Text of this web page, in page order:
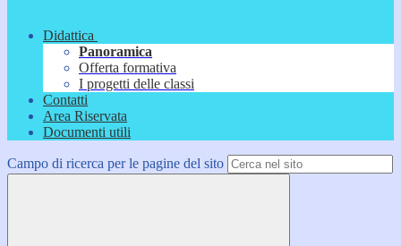
Didattica
Panoramica
Offerta formativa
I progetti delle classi
Contatti
Area Riservata
Documenti utili
Campo di ricerca per le pagine del sito